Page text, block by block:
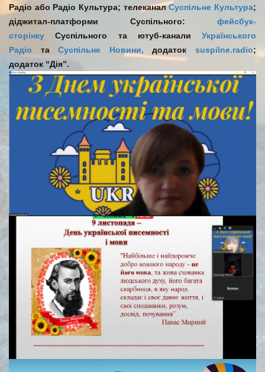
Радіо або Радіо Культура; телеканалСуспільне Культура;
діджитал-платформи Суспільного: фейсбук-
сторінку Суспільного та ютуб-канали Українського
Радіо таСуспільне Новини,додатокsuspilne.radio;
додаток “Дія”.